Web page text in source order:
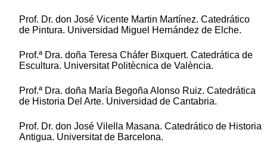
Prof. Dr. don José Vicente Martin Martínez. Catedrático
de Pintura. Universidad Miguel Hernández de Elche.
Prof.ª Dra. doña Teresa Cháfer Bixquert. Catedrática de
Escultura. Universitat Politècnica de València.
Prof.ª Dra. doña María Begoña Alonso Ruiz. Catedrática
de Historia Del Arte. Universidad de Cantabria.
Prof. Dr. don José Vilella Masana. Catedrático de Historia
Antigua. Universitat de Barcelona.